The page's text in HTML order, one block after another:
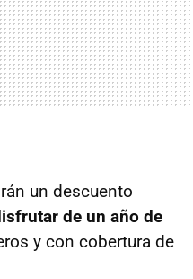
un descuento
de un año de
y con cobertura de